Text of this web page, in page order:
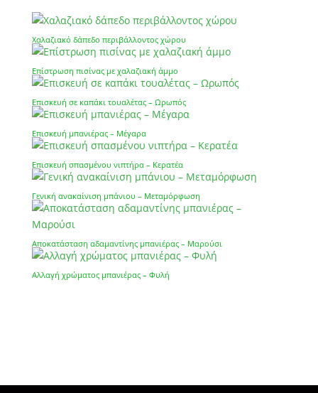
Χαλαζιακό δάπεδο περιβάλλοντος χώρου
Επίστρωση πισίνας με χαλαζιακή άμμο
Επισκευή σε καπάκι τουαλέτας – Ωρωπός
Επισκευή μπανιέρας – Μέγαρα
Επισκευή σπασμένου νιπτήρα – Κερατέα
Γενική ανακαίνιση μπάνιου – Μεταμόρφωση
Αποκατάσταση αδαμαντίνης μπανιέρας – Μαρούσι
Αλλαγή χρώματος μπανιέρας – Φυλή